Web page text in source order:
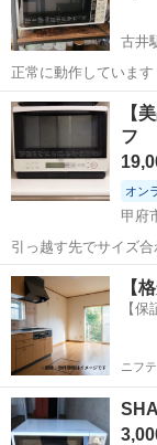
古井
山梨 西八代郡
【美品
フ
オン
甲府
引っ越す先でサイズ
け皿 オーブン用の黒受け皿
山梨 甲府市
【
【
ニフ